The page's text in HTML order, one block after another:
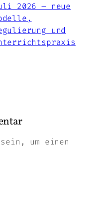
2026 – neue
und
sein, um einen